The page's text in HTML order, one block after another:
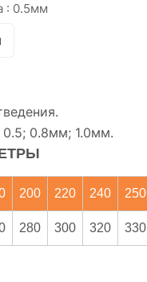
: 0.5мм
0.5; 0.8мм; 1.0мм.
200 220 240 250
280 300 320 330